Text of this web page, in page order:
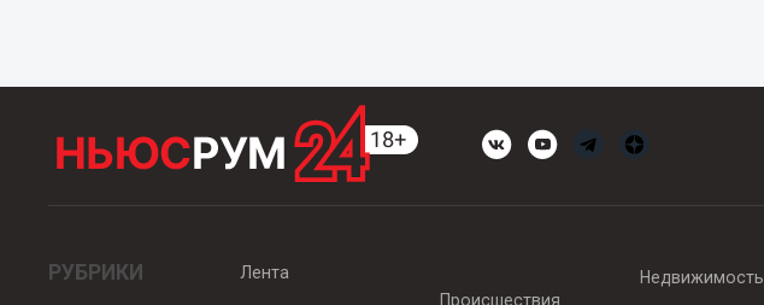
РУБРИКИ
Лента
Происшествия
Недвижимость